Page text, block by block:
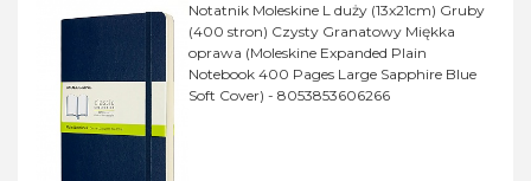
Notatnik Moleskine L duży (13x21cm) Gruby
(400 stron) Czysty Granatowy Miękka
oprawa (Moleskine Expanded Plain
Notebook 400 Pages Large Sapphire Blue
Soft Cover) - 8053853606266